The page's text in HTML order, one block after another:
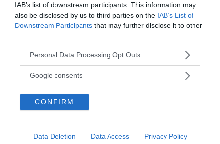
IAB’s list of downstream participants. This information may
also be disclosed by us to third parties on the IAB’s List of
Downstream Participants that may further disclose it to other
Please note that this website/app uses one or more Google
not limited to your visit or usage behaviour. You may click to
use your data for below specified purposes in below Google
consent section.
Personal Data Processing Opt Outs
Google consents
CONFIRM
Data Deletion Data Access Privacy Policy